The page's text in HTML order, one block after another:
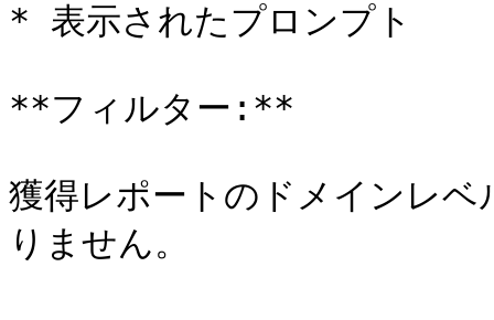
* 表示されたプロンプト
**フィルター:**
獲得レポートのドメインレ
りません。